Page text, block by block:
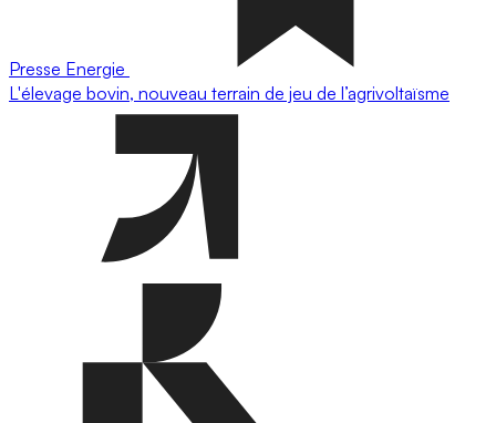
Presse Energie
L'élevage bovin, nouveau terrain de jeu de l’agrivoltaïsme